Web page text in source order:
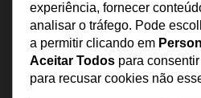
experiência, fornecer
analisar o tráfego. Pode
a permitir clicando em
Aceitar Todos para
para recusar cookies não